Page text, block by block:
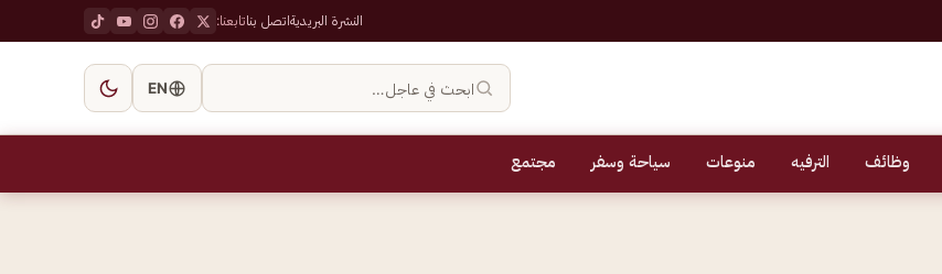
النشرة البريديةاتصل بناتابعنا:
ابحث في عاجل… EN
وظائف الترفيه منوعات سياحة وسفر مجتمع